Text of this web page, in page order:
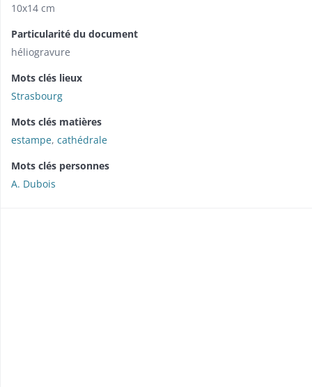
10x14 cm
Particularité du document
héliogravure
Mots clés lieux
Strasbourg
Mots clés matières
estampe, cathédrale
Mots clés personnes
A. Dubois